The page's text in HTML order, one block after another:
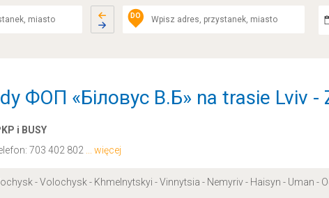
DO
ФОП «Біловус В.Б» na trasie Lviv -
i BUSY
703 402 802 ... więcej
- Volochysk - Khmelnytskyi - Vinnytsia - Nemyriv - Haisyn - Uman -